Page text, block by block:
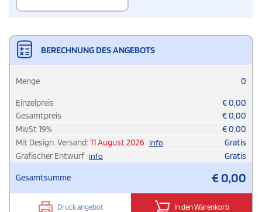
BERECHNUNG DES ANGEBOTS
Menge 0
Einzelpreis €0,00
Gesamtpreis
€0,00
MwSt19% €0,00
Mit Design. Versand: 11 August 2026 info
Gratis
Grafischer Entwurf info Gratis
Gesamtsumme €0,00
Druck angebot In den Warenkorb